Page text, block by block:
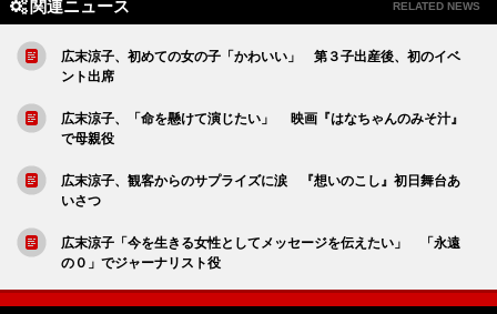
関連ニュース RELATED NEWS
広末涼子、初めての女の子「かわいい」 第３子出産後、初のイベ
ント出席
広末涼子、「命を懸けて演じたい」 映画『はなちゃんのみそ汁』
で母親役
広末涼子、観客からのサプライズに涙 『想いのこし』初日舞台あ
いさつ
広末涼子「今を生きる女性としてメッセージを伝えたい」 「永遠
の０」でジャーナリスト役